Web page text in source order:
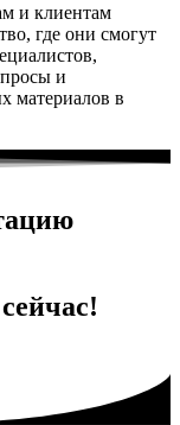
и клиентам
где они смогут
и
материалов в